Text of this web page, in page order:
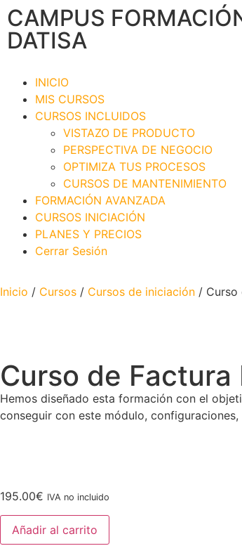
CAMPUS
DATISA
INICIO
MIS CURSOS
CURSOS INCLUIDOS
VISTAZO DE PRODUCTO
PERSPECTIVA DE NEGOCIO
OPTIMIZA TUS PROCESOS
CURSOS DE MANTENIMIENTO
FORMACIÓN AVANZADA
CURSOS INICIACIÓN
PLANES Y PRECIOS
Cerrar Sesión
Inicio / Cursos / Cursos de iniciación / Curso
Curso de
Hemos diseñado esta formación con el
conseguir con este módulo,
195.00€ IVA no incluido
Añadir al carrito